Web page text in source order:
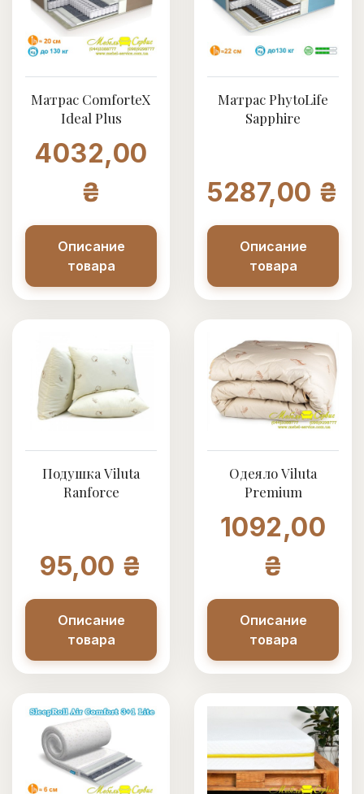
Матрас ComforteX
Ideal Plus
4032,00
₴
Описание
товара
Матрас PhytoLife
Sapphire
5287,00 ₴
Описание
товара
Подушка Viluta
Ranforce
95,00 ₴
Описание
товара
Одеяло Viluta
Premium
1092,00
₴
Описание
товара